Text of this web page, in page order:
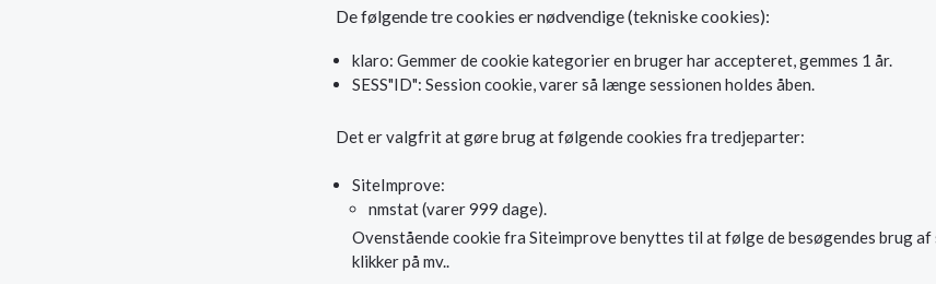
De følgende tre cookies er nødvendige (tekniske cookies):
klaro: Gemmer de cookie kategorier en bruger har accepteret, gemmes 1 år.
SESS"ID": Session cookie, varer så længe sessionen holdes åben.
Det er valgfrit at gøre brug at følgende cookies fra tredjeparter:
SiteImprove:
nmstat (varer 999 dage).
Ovenstående cookie fra Siteimprove benyttes til at følge de besøgendes brug af
klikker på mv..